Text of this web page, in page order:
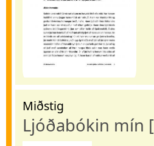
Miðstig
Ljóðabókin mín